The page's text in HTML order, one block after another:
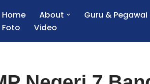
Home About Guru & Pegawai
Foto
Video